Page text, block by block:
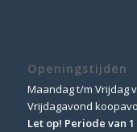
Openingstijden
Maandag t/m Vrijdag
Vrijdagavond
Let op! Periode van